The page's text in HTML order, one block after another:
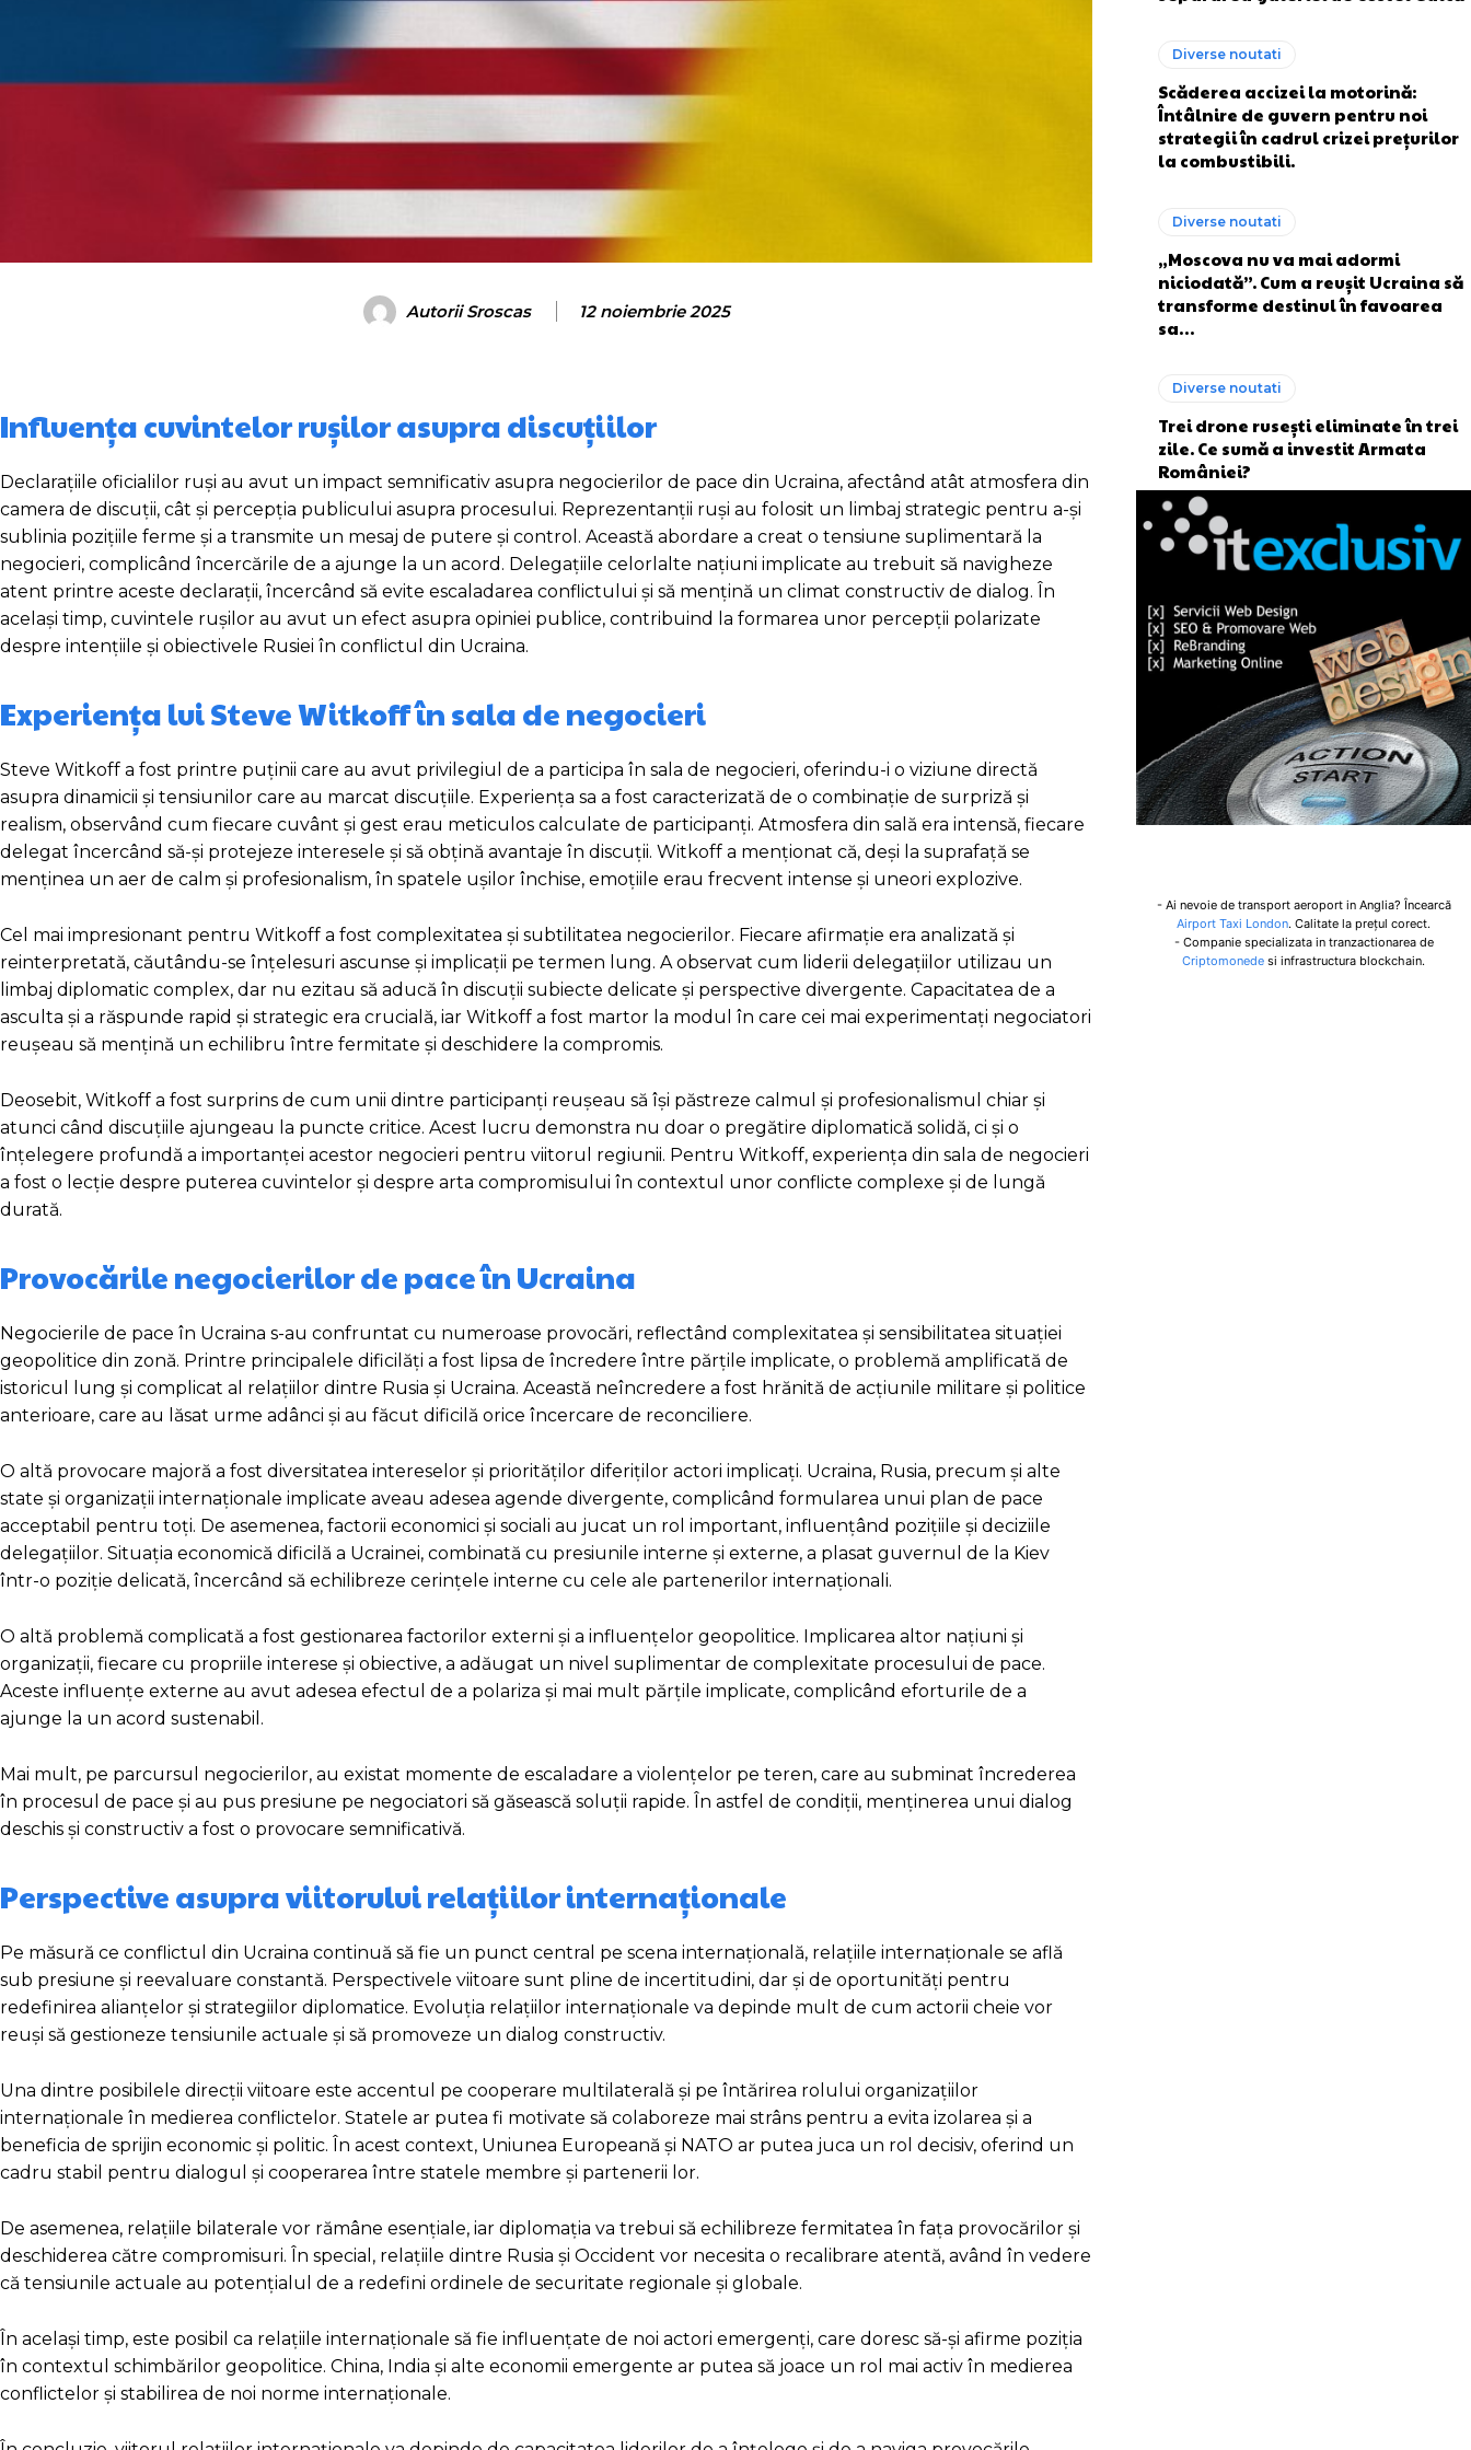
Autorii Sroscas 12 noiembrie 2025
Influența cuvintelor rușilor asupra discuțiilor
Declarațiile oficialilor ruși au avut un impact semnificativ asupra negocierilor de pace din Ucraina, afectând atât atmosfera din
camera de discuții, cât și percepția publicului asupra procesului. Reprezentanții ruși au folosit un limbaj strategic pentru a-și
sublinia pozițiile ferme și a transmite un mesaj de putere și control. Această abordare a creat o tensiune suplimentară la
negocieri, complicând încercările de a ajunge la un acord. Delegațiile celorlalte națiuni implicate au trebuit să navigheze
atent printre aceste declarații, încercând să evite escaladarea conflictului și să mențină un climat constructiv de dialog. În
același timp, cuvintele rușilor au avut un efect asupra opiniei publice, contribuind la formarea unor percepții polarizate
despre intențiile și obiectivele Rusiei în conflictul din Ucraina.
Experiența lui Steve Witkoff în sala de negocieri
Steve Witkoff a fost printre puținii care au avut privilegiul de a participa în sala de negocieri, oferindu-i o viziune directă
asupra dinamicii și tensiunilor care au marcat discuțiile. Experiența sa a fost caracterizată de o combinație de surpriză și
realism, observând cum fiecare cuvânt și gest erau meticulos calculate de participanți. Atmosfera din sală era intensă, fiecare
delegat încercând să-și protejeze interesele și să obțină avantaje în discuții. Witkoff a menționat că, deși la suprafață se
menținea un aer de calm și profesionalism, în spatele ușilor închise, emoțiile erau frecvent intense și uneori explozive.
Cel mai impresionant pentru Witkoff a fost complexitatea și subtilitatea negocierilor. Fiecare afirmație era analizată și
reinterpretată, căutându-se înțelesuri ascunse și implicații pe termen lung. A observat cum liderii delegațiilor utilizau un
limbaj diplomatic complex, dar nu ezitau să aducă în discuții subiecte delicate și perspective divergente. Capacitatea de a
asculta și a răspunde rapid și strategic era crucială, iar Witkoff a fost martor la modul în care cei mai experimentați negociatori
reușeau să mențină un echilibru între fermitate și deschidere la compromis.
Deosebit, Witkoff a fost surprins de cum unii dintre participanți reușeau să își păstreze calmul și profesionalismul chiar și
atunci când discuțiile ajungeau la puncte critice. Acest lucru demonstra nu doar o pregătire diplomatică solidă, ci și o
înțelegere profundă a importanței acestor negocieri pentru viitorul regiunii. Pentru Witkoff, experiența din sala de negocieri
a fost o lecție despre puterea cuvintelor și despre arta compromisului în contextul unor conflicte complexe și de lungă
durată.
Provocările negocierilor de pace în Ucraina
Negocierile de pace în Ucraina s-au confruntat cu numeroase provocări, reflectând complexitatea și sensibilitatea situației
geopolitice din zonă. Printre principalele dificilăți a fost lipsa de încredere între părțile implicate, o problemă amplificată de
istoricul lung și complicat al relațiilor dintre Rusia și Ucraina. Această neîncredere a fost hrănită de acțiunile militare și politice
anterioare, care au lăsat urme adânci și au făcut dificilă orice încercare de reconciliere.
O altă provocare majoră a fost diversitatea intereselor și priorităților diferiților actori implicați. Ucraina, Rusia, precum și alte
state și organizații internaționale implicate aveau adesea agende divergente, complicând formularea unui plan de pace
acceptabil pentru toți. De asemenea, factorii economici și sociali au jucat un rol important, influențând pozițiile și deciziile
delegațiilor. Situația economică dificilă a Ucrainei, combinată cu presiunile interne și externe, a plasat guvernul de la Kiev
într-o poziție delicată, încercând să echilibreze cerințele interne cu cele ale partenerilor internaționali.
O altă problemă complicată a fost gestionarea factorilor externi și a influențelor geopolitice. Implicarea altor națiuni și
organizații, fiecare cu propriile interese și obiective, a adăugat un nivel suplimentar de complexitate procesului de pace.
Aceste influențe externe au avut adesea efectul de a polariza și mai mult părțile implicate, complicând eforturile de a
ajunge la un acord sustenabil.
Mai mult, pe parcursul negocierilor, au existat momente de escaladare a violențelor pe teren, care au subminat încrederea
în procesul de pace și au pus presiune pe negociatori să găsească soluții rapide. În astfel de condiții, menținerea unui dialog
deschis și constructiv a fost o provocare semnificativă.
Perspective asupra viitorului relațiilor internaționale
Pe măsură ce conflictul din Ucraina continuă să fie un punct central pe scena internațională, relațiile internaționale se află
sub presiune și reevaluare constantă. Perspectivele viitoare sunt pline de incertitudini, dar și de oportunități pentru
redefinirea alianțelor și strategiilor diplomatice. Evoluția relațiilor internaționale va depinde mult de cum actorii cheie vor
reuși să gestioneze tensiunile actuale și să promoveze un dialog constructiv.
Una dintre posibilele direcții viitoare este accentul pe cooperare multilaterală și pe întărirea rolului organizațiilor
internaționale în medierea conflictelor. Statele ar putea fi motivate să colaboreze mai strâns pentru a evita izolarea și a
beneficia de sprijin economic și politic. În acest context, Uniunea Europeană și NATO ar putea juca un rol decisiv, oferind un
cadru stabil pentru dialogul și cooperarea între statele membre și partenerii lor.
De asemenea, relațiile bilaterale vor rămâne esențiale, iar diplomația va trebui să echilibreze fermitatea în fața provocărilor și
deschiderea către compromisuri. În special, relațiile dintre Rusia și Occident vor necesita o recalibrare atentă, având în vedere
că tensiunile actuale au potențialul de a redefini ordinele de securitate regionale și globale.
În același timp, este posibil ca relațiile internaționale să fie influențate de noi actori emergenți, care doresc să-și afirme poziția
în contextul schimbărilor geopolitice. China, India și alte economii emergente ar putea să joace un rol mai activ în medierea
conflictelor și stabilirea de noi norme internaționale.
Diverse noutati
Scăderea accizei la motorină:
Întâlnire de guvern pentru noi
strategii în cadrul crizei prețurilor
la combustibili.
Diverse noutati
„Moscova nu va mai adormi
niciodată”. Cum a reușit Ucraina să
transforme destinul în favoarea
sa…
Diverse noutati
Trei drone rusești eliminate în trei
zile. Ce sumă a investit Armata
României?
- Ai nevoie de transport aeroport in Anglia? Încearcă
Airport Taxi London. Calitate la prețul corect.
- Companie specializata in tranzactionarea de
Criptomonede si infrastructura blockchain.